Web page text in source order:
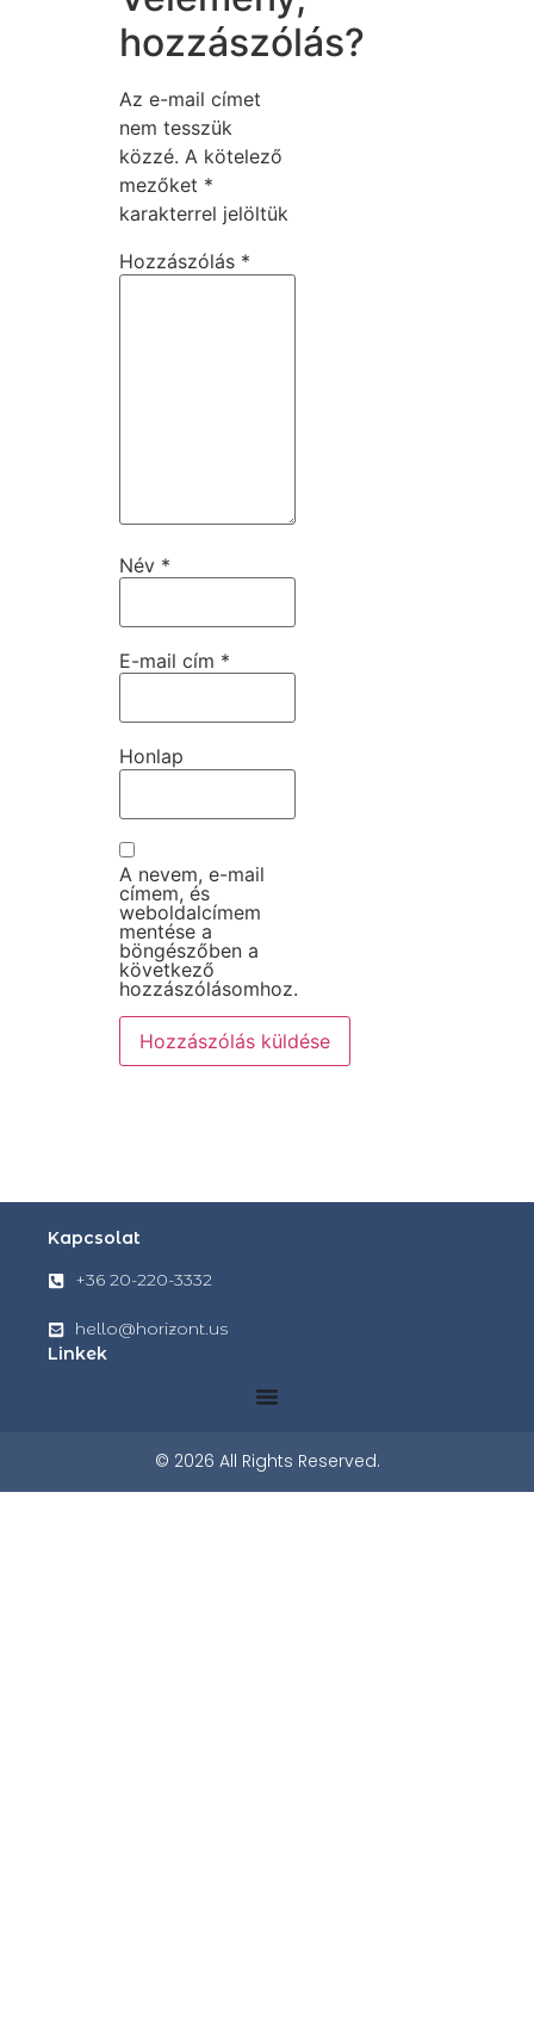
hozzászólás?
Az e-mail címet
nem tesszük
közzé. A kötelező
mezőket *
karakterrel jelöltük
Hozzászólás *
Név *
E-mail cím *
Honlap
A nevem, e-mail
címem, és
weboldalcímem
mentése a
böngészőben a
következő
hozzászólásomhoz.
Kapcsolat
+36 20-220-3332
hello@horizont.us
Linkek
© 2026 All Rights Reserved.